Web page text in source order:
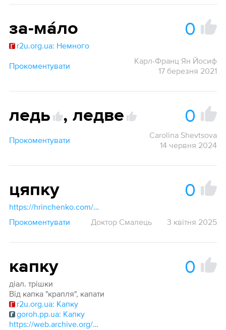
за-ма́ло 0
r2u.org.ua: Немного
Прокоментувати
Карл-Франц Ян Йосиф
17 березня 2021
ледь , ледве 0
Прокоментувати
Carolina Shevtsova
14 червня 2024
цяпку 0
https://hrinchenko.com/slovar/znachenie-slova/64104-cjapka.html#show_point
Прокоментувати
Доктор Смалець 3 квітня 2025
капку 0
діал. трішки
Від капка "крапля", капати
r2u.org.ua: Капку
goroh.pp.ua: Капку
https://web.archive.org/web/20180728000919/https://dialectstat.wikispaces.com/file/view/new_dialect117.png